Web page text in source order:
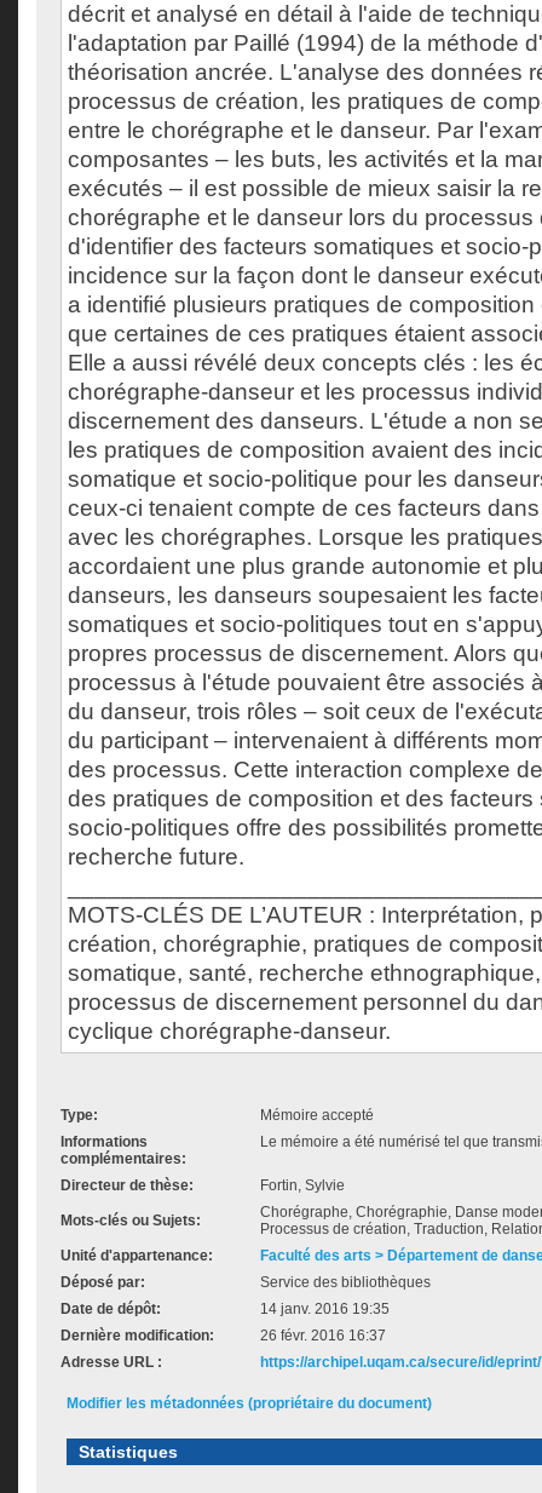
décrit et analysé en détail à l'aide de
l'adaptation par Paillé (1994) de la méthode
théorisation ancrée. L'analyse des données
processus de création, les pratiques de
entre le chorégraphe et le danseur. Par
composantes – les buts, les activités et la
exécutés – il est possible de mieux saisir la
chorégraphe et le danseur lors du processus
d'identifier des facteurs somatiques et socio-
incidence sur la façon dont le danseur
a identifié plusieurs pratiques de
que certaines de ces pratiques étaient
Elle a aussi révélé deux concepts clés : les
chorégraphe-danseur et les processus
discernement des danseurs. L'étude a non
les pratiques de composition avaient des
somatique et socio-politique pour les
ceux-ci tenaient compte de ces facteurs
avec les chorégraphes. Lorsque les
accordaient une plus grande autonomie et
danseurs, les danseurs soupesaient les
somatiques et socio-politiques tout en
propres processus de discernement. Alors
processus à l'étude pouvaient être associés
du danseur, trois rôles – soit ceux de
du participant – intervenaient à différents
des processus. Cette interaction complexe
des pratiques de composition et des facteurs
socio-politiques offre des possibilités
recherche future.
MOTS-CLÉS DE L’AUTEUR : Interprétation,
création, chorégraphie, pratiques de
somatique, santé, recherche
processus de discernement personnel du
cyclique chorégraphe-danseur.
Type:
Mémoire accepté
Informations
complémentaires:
Le mémoire a été numérisé tel que
Directeur de thèse: Fortin, Sylvie
Mots-clés ou Sujets:
Chorégraphe, Chorégraphie, Danse
Processus de création, Traduction,
Unité d'appartenance:
Faculté des arts > Département de
Déposé par:
Service des bibliothèques
Date de dépôt:
14 janv. 2016 19:35
Dernière modification:
26 févr. 2016 16:37
Adresse URL :
https://archipel.uqam.ca/secure/id/
Modifier les métadonnées (propriétaire du document)
Statistiques